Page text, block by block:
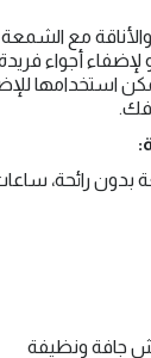
مع الشمعة
لإضفاء أجواء
استخدامها
جافة ونظيفة